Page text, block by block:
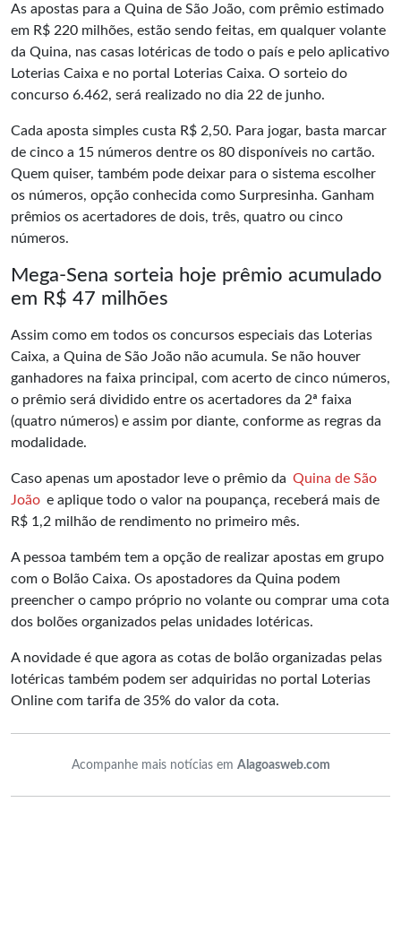
As apostas para a Quina de São João, com prêmio estimado
em R$ 220 milhões, estão sendo feitas, em qualquer volante
da Quina, nas casas lotéricas de todo o país e pelo aplicativo
Loterias Caixa e no portal Loterias Caixa. O sorteio do
concurso 6.462, será realizado no dia 22 de junho.
Cada aposta simples custa R$ 2,50. Para jogar, basta marcar
de cinco a 15 números dentre os 80 disponíveis no cartão.
Quem quiser, também pode deixar para o sistema escolher
os números, opção conhecida como Surpresinha. Ganham
prêmios os acertadores de dois, três, quatro ou cinco
números.
Mega-Sena sorteia hoje prêmio acumulado
em R$ 47 milhões
Assim como em todos os concursos especiais das Loterias
Caixa, a Quina de São João não acumula. Se não houver
ganhadores na faixa principal, com acerto de cinco números,
o prêmio será dividido entre os acertadores da 2ª faixa
(quatro números) e assim por diante, conforme as regras da
modalidade.
Caso apenas um apostador leve o prêmio da Quina de São
João e aplique todo o valor na poupança, receberá mais de
R$ 1,2 milhão de rendimento no primeiro mês.
A pessoa também tem a opção de realizar apostas em grupo
com o Bolão Caixa. Os apostadores da Quina podem
preencher o campo próprio no volante ou comprar uma cota
dos bolões organizados pelas unidades lotéricas.
A novidade é que agora as cotas de bolão organizadas pelas
lotéricas também podem ser adquiridas no portal Loterias
Online com tarifa de 35% do valor da cota.
Acompanhe mais notícias em Alagoasweb.com